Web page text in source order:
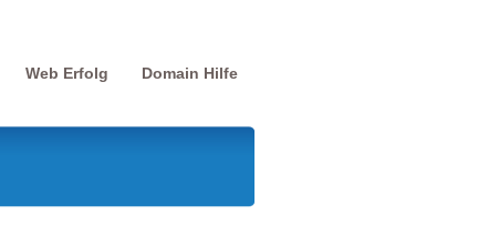
Web Erfolg Domain Hilfe